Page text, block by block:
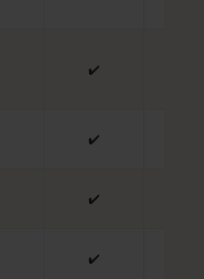
✔️
✔️
✔️
✔️